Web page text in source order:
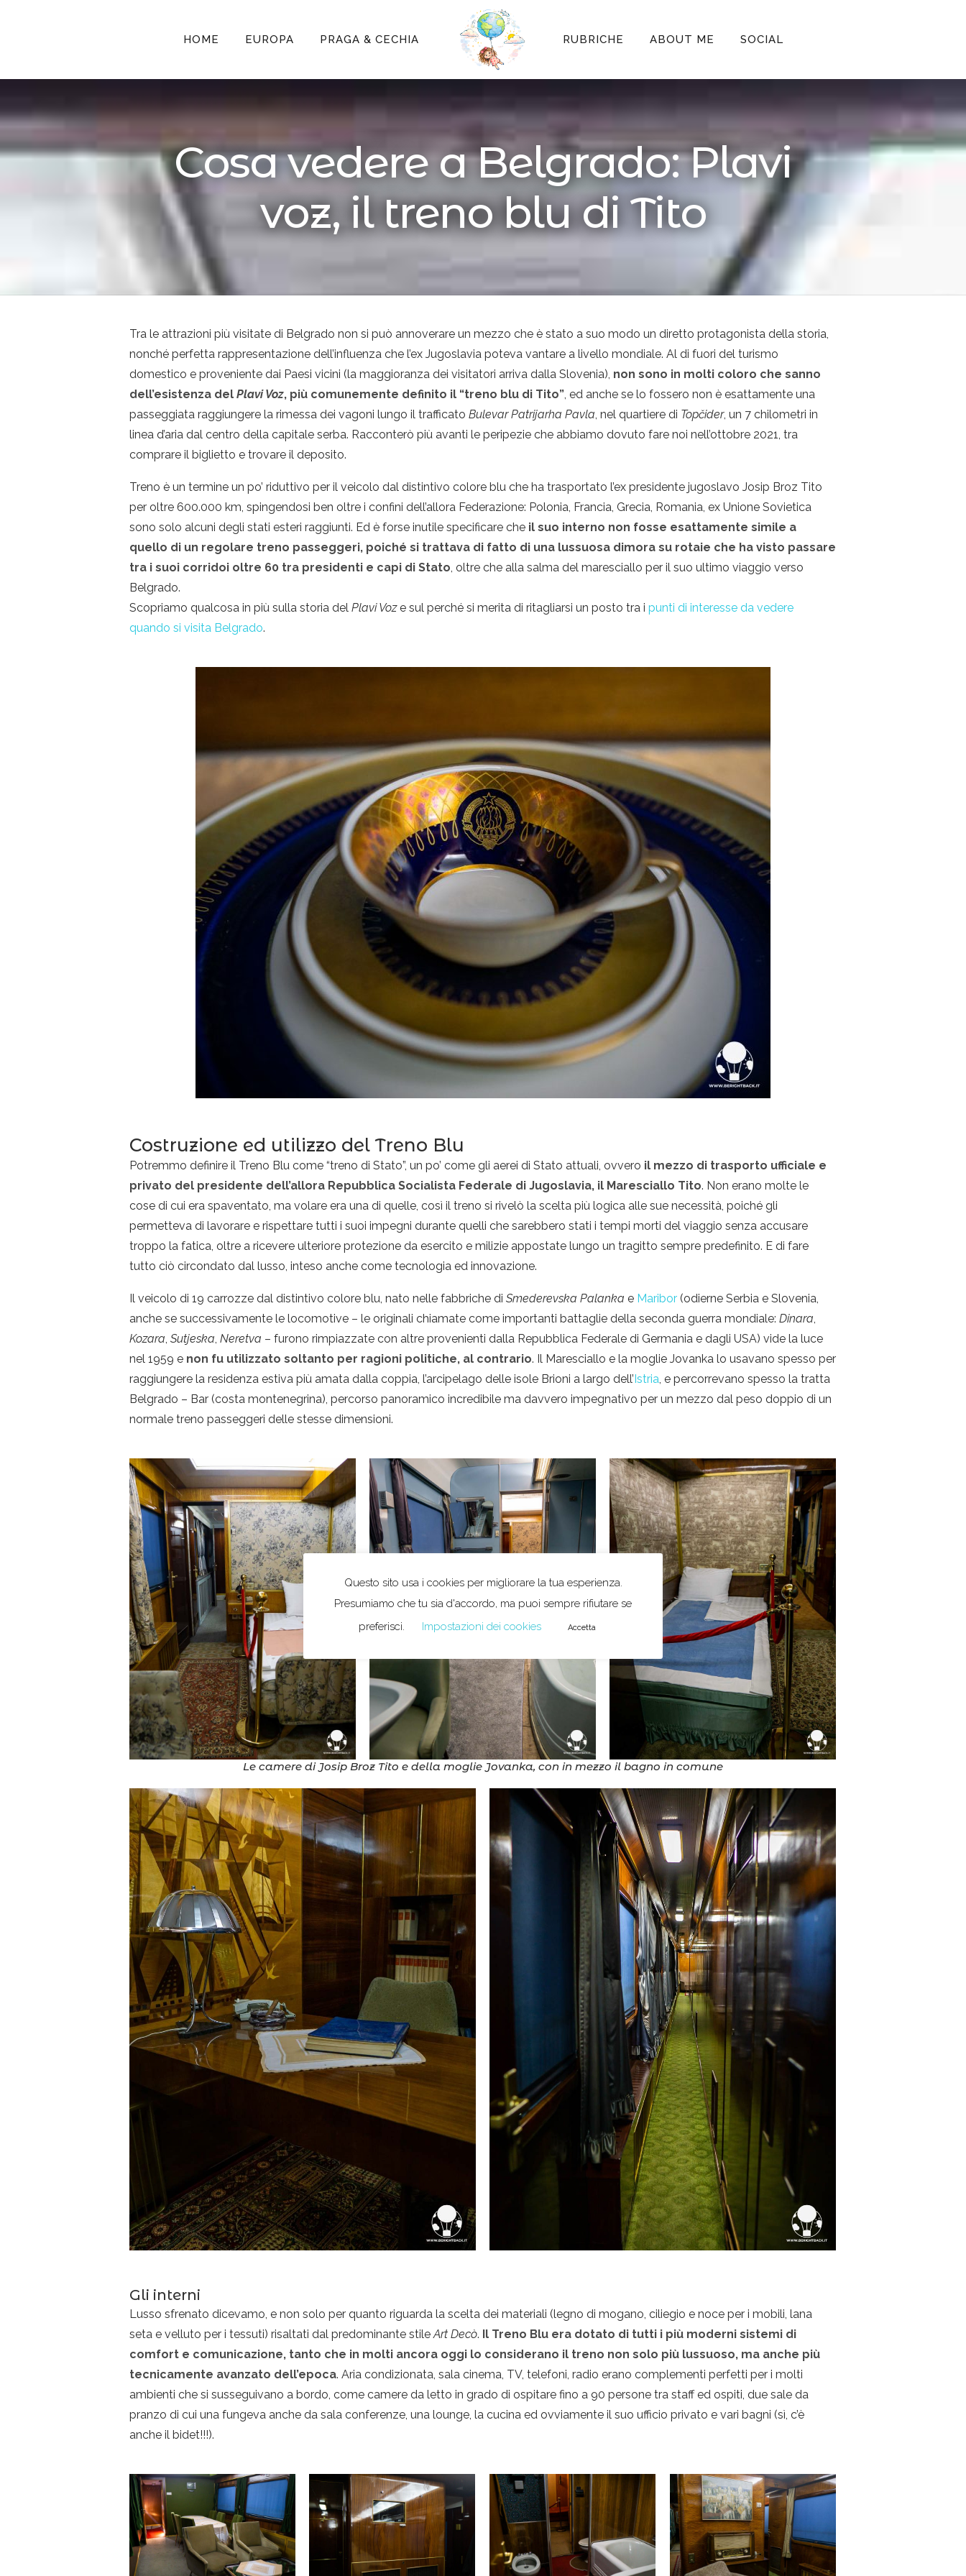
HOME EUROPA PRAGA & CECHIA RUBRICHE ABOUT ME SOCIAL
Cosa vedere a Belgrado: Plavi
voz, il treno blu di Tito
Tra le attrazioni più visitate di Belgrado non si può annoverare un mezzo che è stato a suo modo un diretto protagonista della storia,
nonché perfetta rappresentazione dell’influenza che l’ex Jugoslavia poteva vantare a livello mondiale. Al di fuori del turismo
domestico e proveniente dai Paesi vicini (la maggioranza dei visitatori arriva dalla Slovenia), non sono in molti coloro che sanno
dell’esistenza delPlavi Voz, più comunemente definito il “treno blu di Tito”, ed anche se lo fossero non è esattamente una
passeggiata raggiungere la rimessa dei vagoni lungo il trafficatoBulevar Patrijarha Pavla, nel quartiere di Topčider, un 7 chilometri in
linea d’aria dal centro della capitale serba. Racconterò più avanti le peripezie che abbiamo dovuto fare noi nell’ottobre 2021, tra
comprare il biglietto e trovare il deposito.
Treno è un termine un po’ riduttivo per il veicolo dal distintivo colore blu che ha trasportato l’ex presidente jugoslavo Josip Broz Tito
per oltre 600.000 km, spingendosi ben oltre i confini dell’allora Federazione: Polonia, Francia, Grecia, Romania, ex Unione Sovietica
sono solo alcuni degli stati esteri raggiunti. Ed è forse inutile specificare che il suo interno non fosse esattamente simile a
quello di un regolare treno passeggeri, poiché si trattava di fatto di una lussuosa dimora su rotaie che ha visto passare
tra i suoi corridoi oltre 60 tra presidenti e capi di Stato, oltre che alla salma del maresciallo per il suo ultimo viaggio verso
Belgrado.
Scopriamo qualcosa in più sulla storia delPlavi Voze sul perché si merita di ritagliarsi un posto tra ipunti di interesse da vedere
quando si visita Belgrado.
Costruzione ed utilizzo del Treno Blu
Potremmo definire il Treno Blu come “treno di Stato”, un po’ come gli aerei di Stato attuali, ovvero il mezzo di trasporto ufficiale e
privato del presidente dell’allora Repubblica Socialista Federale di Jugoslavia, il Maresciallo Tito. Non erano molte le
cose di cui era spaventato, ma volare era una di quelle, così il treno si rivelò la scelta più logica alle sue necessità, poiché gli
permetteva di lavorare e rispettare tutti i suoi impegni durante quelli che sarebbero stati i tempi morti del viaggio senza accusare
troppo la fatica, oltre a ricevere ulteriore protezione da esercito e milizie appostate lungo un tragitto sempre predefinito. E di fare
tutto ciò circondato dal lusso, inteso anche come tecnologia ed innovazione.
Il veicolo di 19 carrozze dal distintivo colore blu, nato nelle fabbriche diSmederevska Palanka e Maribor (odierne Serbia e Slovenia,
anche se successivamente le locomotive – le originali chiamate come importanti battaglie della seconda guerra mondiale:Dinara,
Kozara,Sutjeska,Neretva – furono rimpiazzate con altre provenienti dalla Repubblica Federale di Germania e dagli USA) vide la luce
nel 1959 e non fu utilizzato soltanto per ragioni politiche, al contrario. Il Maresciallo e la moglie Jovanka lo usavano spesso per
raggiungere la residenza estiva più amata dalla coppia, l’arcipelago delle isole Brioni a largo dell’ Istria, e percorrevano spesso la tratta
Belgrado – Bar (costa montenegrina), percorso panoramico incredibile ma davvero impegnativo per un mezzo dal peso doppio di un
normale treno passeggeri delle stesse dimensioni.
Le camere di Josip Broz Tito e della moglie Jovanka, con in mezzo il bagno in comune
Gli interni
Lusso sfrenato dicevamo, e non solo per quanto riguarda la scelta dei materiali (legno di mogano, ciliegio e noce per i mobili, lana
seta e velluto per i tessuti) risaltati dal predominante stileArt Decò. Il Treno Blu era dotato di tutti i più moderni sistemi di
comfort e comunicazione, tanto che in molti ancora oggi lo considerano il treno non solo più lussuoso, ma anche più
tecnicamente avanzato dell’epoca. Aria condizionata, sala cinema, TV, telefoni, radio erano complementi perfetti per i molti
ambienti che si susseguivano a bordo, come camere da letto in grado di ospitare fino a 90 persone tra staff ed ospiti, due sale da
pranzo di cui una fungeva anche da sala conferenze, una lounge, la cucina ed ovviamente il suo ufficio privato e vari bagni (sì, c’è
anche il bidet!!!).
Questo sito usa i cookies per migliorare la tua esperienza.
Presumiamo che tu sia d'accordo, ma puoi sempre rifiutare se
preferisci.
Impostazioni dei cookies Accetta